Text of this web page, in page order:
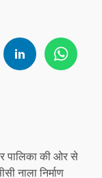
पालिका की ओर से
नाला निर्माण